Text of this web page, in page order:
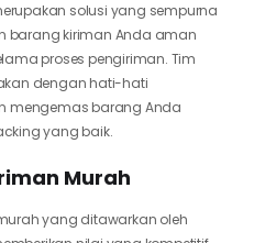
solusi yang sempurna
barang kiriman Anda aman
proses pengiriman. Tim
dengan hati-hati
mengemas barang Anda
yang baik.
Murah
yang ditawarkan oleh